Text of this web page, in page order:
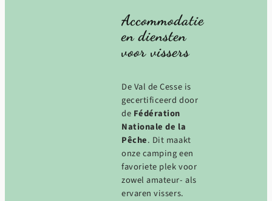
Accommodatie
en diensten
voor vissers
De Val de Cesse is
gecertificeerd door
de Fédération
Nationale de la
Pêche. Dit maakt
onze camping een
favoriete plek voor
zowel amateur- als
ervaren vissers.